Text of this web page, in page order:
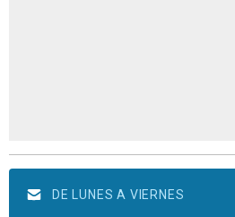
DE LUNES A VIERNES